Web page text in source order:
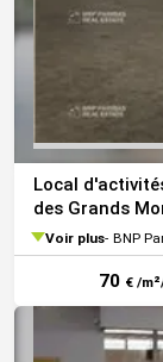
Local
des Grands
Voir plus BNP
70 € /